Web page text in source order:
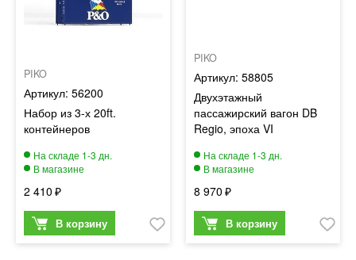
PIKO
56200
Набор из 3-х 20ft.
контейнеров
2 410
PIKO
58805
Двухэтажный
пассажирский вагон DB
Regio, эпоха VI
8 970